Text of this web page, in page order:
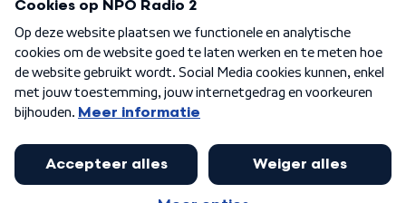
Algemene voorwaarden